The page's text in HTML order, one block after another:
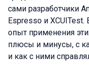
сами разработчики
Espresso и
опыт применения
плюсы и минусы, с
и как c ними